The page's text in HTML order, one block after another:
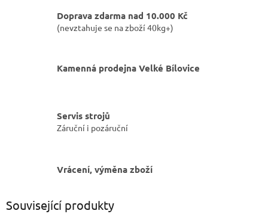
Doprava zdarma nad 10.000 Kč
(nevztahuje se na zboží 40kg+)
Kamenná prodejna Velké Bílovice
Servis strojů
Záruční i pozáruční
Vrácení, výměna zboží
Související produkty